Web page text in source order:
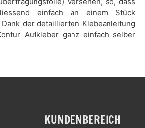
einfach an einem Stück
der detaillierten Klebeanleitung
Aufkleber ganz einfach selber
KUNDENBEREICH